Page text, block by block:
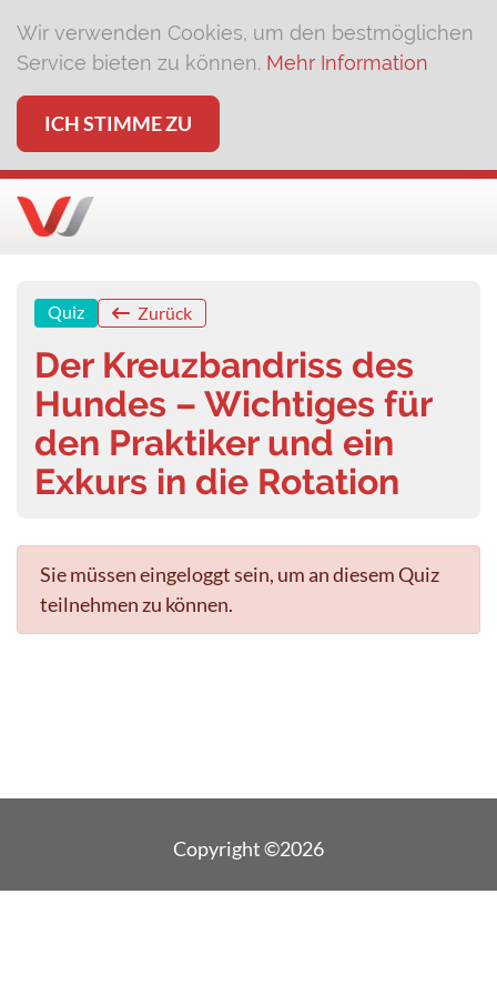
Wir verwenden Cookies, um den bestmöglichen
Service bieten zu können. Mehr Information
ICH STIMME ZU
Quiz Zurück
Der Kreuzbandriss des
Hundes – Wichtiges für
den Praktiker und ein
Exkurs in die Rotation
Sie müssen eingeloggt sein, um an diesem Quiz
teilnehmen zu können.
Copyright ©2026